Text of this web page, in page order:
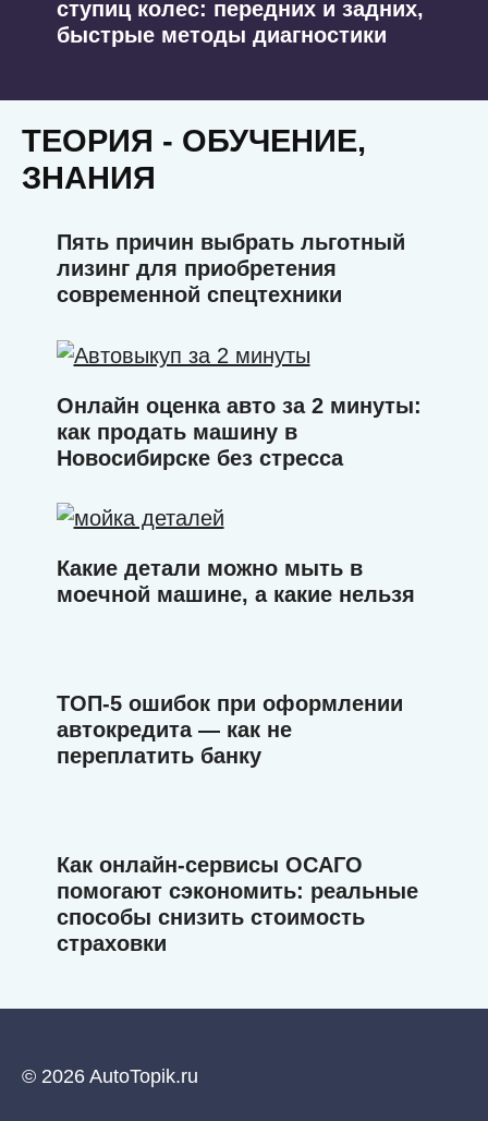
ступиц колес: передних и задних,
быстрые методы диагностики
ТЕОРИЯ - ОБУЧЕНИЕ,
ЗНАНИЯ
Пять причин выбрать льготный
лизинг для приобретения
современной спецтехники
Онлайн оценка авто за 2 минуты:
как продать машину в
Новосибирске без стресса
Какие детали можно мыть в
моечной машине, а какие нельзя
ТОП-5 ошибок при оформлении
автокредита — как не
переплатить банку
Как онлайн-сервисы ОСАГО
помогают сэкономить: реальные
способы снизить стоимость
страховки
© 2026 AutoTopik.ru